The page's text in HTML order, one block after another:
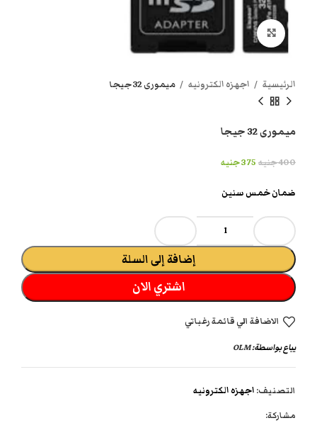
انقر هنا لتكبير الصورة
الرئيسية اجهزه الكترونيه ميمورى 32 جيجا
ميمورى 32 جيجا
400جنيه 375جنيه
ضمان خمس سنين
إضافة إلى السلة
اشتري الان
الاضافة الي قائمة رغباتي
يباع بواسطة:OLM
التصنيف: اجهزه الكترونيه
مشاركة: